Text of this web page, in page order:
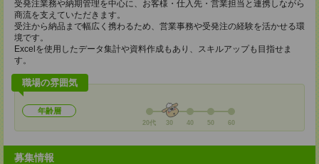
受発注業務や納期管理を中心に、お客様・仕入先・営業担当と連携しながら
商流を支えていただきます。
受注から納品まで幅広く携わるため、営業事務や受発注の経験を活かせる環
境です。
Excelを使用したデータ集計や資料作成もあり、スキルアップも目指せま
す。
職場の雰囲気
年齢層
20代 30 40 50 60
募集情報